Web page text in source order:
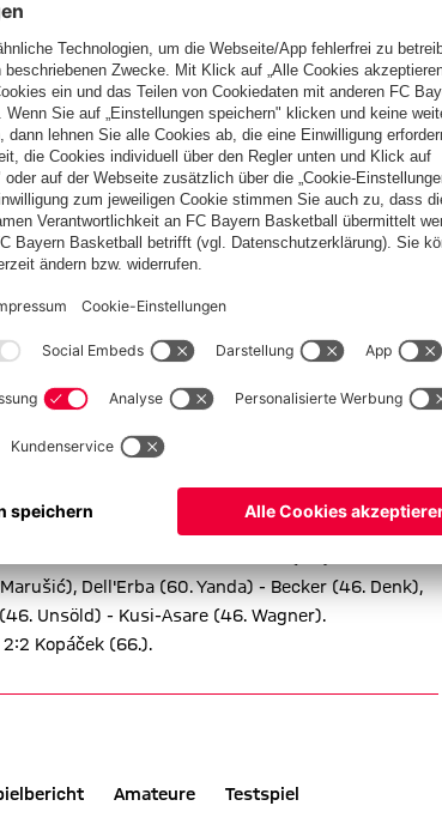
schnell wieder in Führung. Demircan nahm
Folge wurde die Partie ausgeglichener und Silon
erneuten Ausgleich, als Kopáček goldrichtig
damit den Endstand markierte (66.).
Dell'Erba (60. Yanda) - Becker (46. Denk),
Unsöld) - Kusi-Asare (46. Wagner).
Kopáček (66.).
Amateure Testspiel